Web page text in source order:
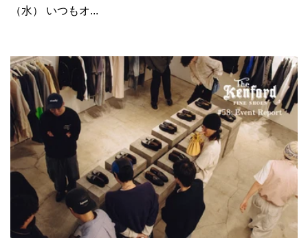
（水） いつもオ...